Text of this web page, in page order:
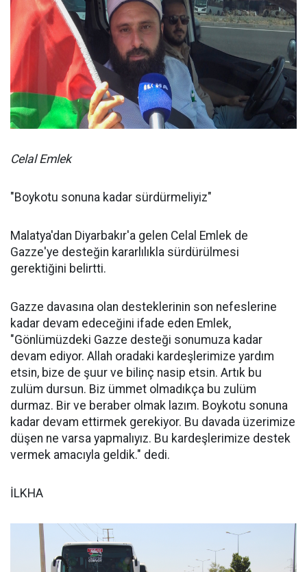
Celal Emlek
"Boykotu sonuna kadar sürdürmeliyiz"
Malatya'dan Diyarbakır'a gelen Celal Emlek de
Gazze'ye desteğin kararlılıkla sürdürülmesi
gerektiğini belirtti.
Gazze davasına olan desteklerinin son nefeslerine
kadar devam edeceğini ifade eden Emlek,
"Gönlümüzdeki Gazze desteği sonumuza kadar
devam ediyor. Allah oradaki kardeşlerimize yardım
etsin, bize de şuur ve bilinç nasip etsin. Artık bu
zulüm dursun. Biz ümmet olmadıkça bu zulüm
durmaz. Bir ve beraber olmak lazım. Boykotu sonuna
kadar devam ettirmek gerekiyor. Bu davada üzerimize
düşen ne varsa yapmalıyız. Bu kardeşlerimize destek
vermek amacıyla geldik." dedi.
İLKHA